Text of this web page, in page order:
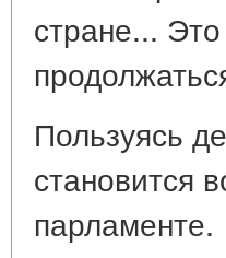
стране...
Пользуясь
становится
парламенте.